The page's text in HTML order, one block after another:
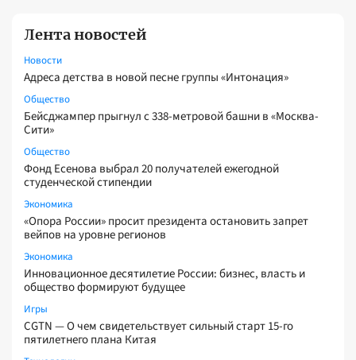
Лента новостей
Новости
Адреса детства в новой песне группы «Интонация»
Общество
Бейсджампер прыгнул с 338-метровой башни в «Москва-
Сити»
Общество
Фонд Есенова выбрал 20 получателей ежегодной
студенческой стипендии
Экономика
«Опора России» просит президента остановить запрет
вейпов на уровне регионов
Экономика
Инновационное десятилетие России: бизнес, власть и
общество формируют будущее
Игры
CGTN — О чем свидетельствует сильный старт 15-го
пятилетнего плана Китая